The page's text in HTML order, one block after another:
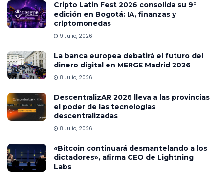
Cripto Latin Fest 2026 consolida su 9°
edición en Bogotá: IA, finanzas y
criptomonedas
9 Julio, 2026
La banca europea debatirá el futuro del
dinero digital en MERGE Madrid 2026
8 Julio, 2026
DescentralizAR 2026 lleva a las provincias
el poder de las tecnologías
descentralizadas
8 Julio, 2026
«Bitcoin continuará desmantelando a los
dictadores», afirma CEO de Lightning
Labs